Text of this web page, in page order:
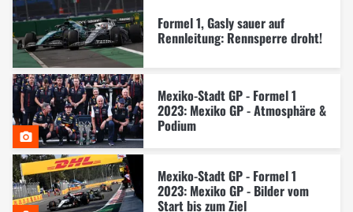
Formel 1, Gasly sauer auf
Rennleitung: Rennsperre droht!
Mexiko-Stadt GP - Formel 1
2023: Mexiko GP - Atmosphäre &
Podium
Mexiko-Stadt GP - Formel 1
2023: Mexiko GP - Bilder vom
Start bis zum Ziel